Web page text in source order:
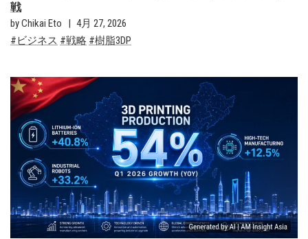
戦
by Chikai Eto
4月 27, 2026
ビジネス
戦略 樹脂3DP